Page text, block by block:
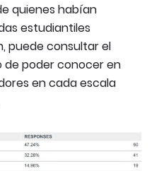
quienes habían
estudiantiles
puede consultar el
de poder conocer en
en cada escala